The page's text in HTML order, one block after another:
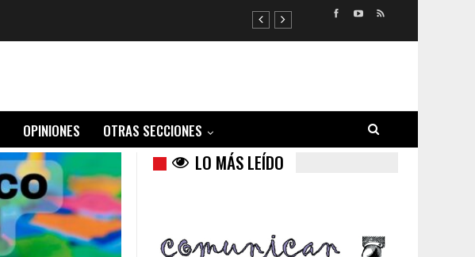
OPINIONES OTRAS SECCIONES
LO MÁS LEÍDO